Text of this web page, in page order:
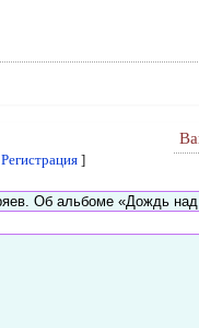
Регистрация ]